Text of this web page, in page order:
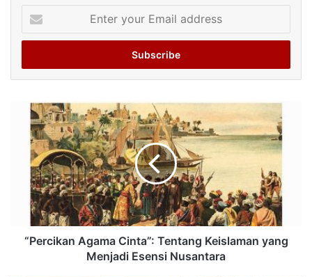
your
Email
“Percikan Agama Cinta”: Tentang Keislaman yang
Menjadi Esensi Nusantara